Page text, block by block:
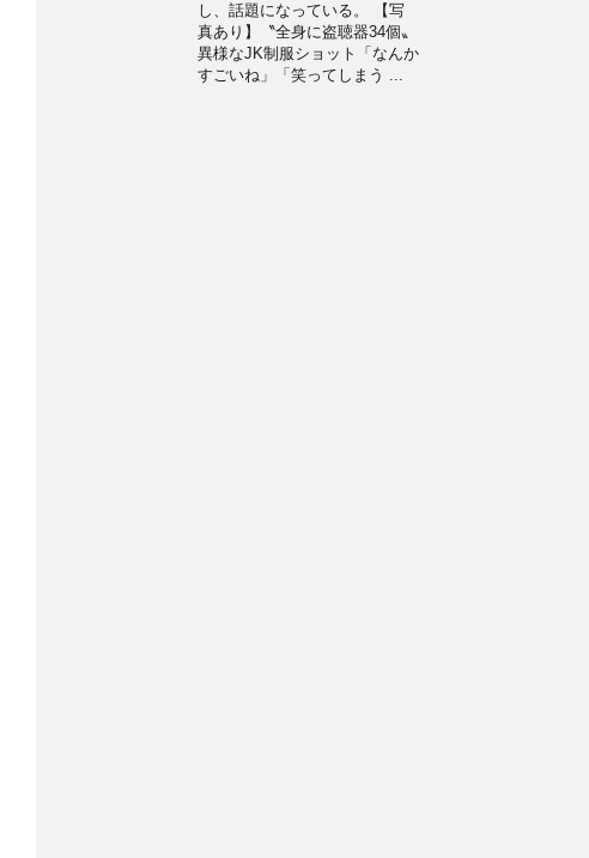
し、話題になっている。 【写
真あり】〝全身に盗聴器34個〟
異様なJK制服ショット「なんか
すごいね」「笑ってしまう ...